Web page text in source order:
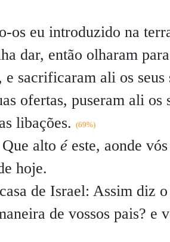
os eu introduzido na
dar, então olharam
e sacrificaram ali os
ofertas, puseram ali os
libações. (69%)
alto éeste, aonde
hoje.
de Israel: Assim diz
de vossos pais? e